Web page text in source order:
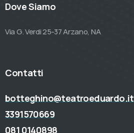
Dove Siamo
Via G. Verdi 25-37 Arzano, NA
Contatti
botteghino@teatroeduardo.it
3391570669
081 0140898